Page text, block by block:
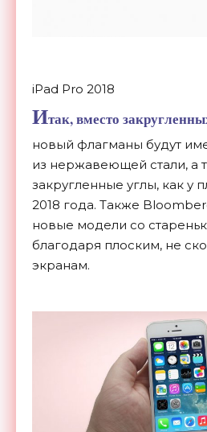
iPad Pro 2018
Итак, вместо
новый флагманы будут
из нержавеющей стали, а
закругленные углы, как у
2018 года. Также
новые модели со
благодаря плоским, не
экранам.